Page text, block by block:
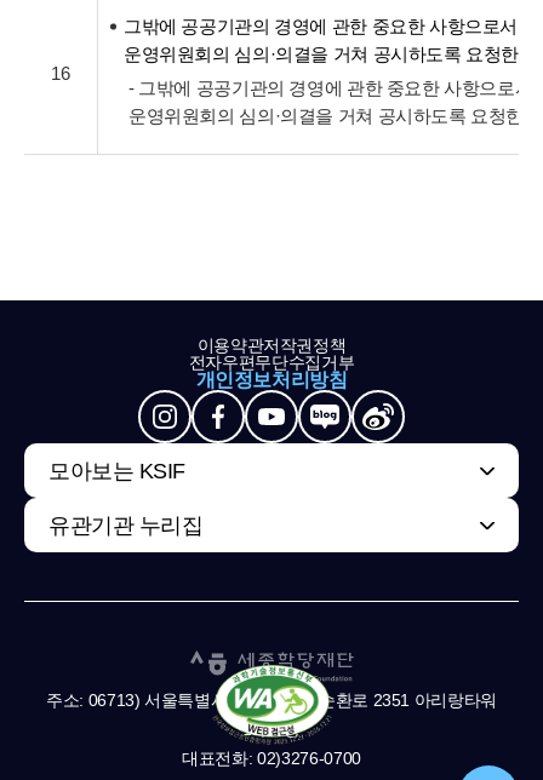
16
그밖에 공공기관의 경영에 관한 중요한 사항으로서
운영위원회의 심의·의결을 거쳐 공시하도록 요청한
- 그밖에 공공기관의 경영에 관한 중요한 사항으로서
운영위원회의 심의·의결을 거쳐 공시하도록 요청한
이용약관저작권정책
전자우편무단수집거부
개인정보처리방침
모아보는 KSIF
유관기관 누리집
주소: 06713) 서울특별시 서초구 남부순환로 2351 아리랑타워
11,13층
대표전화: 02)3276-0700